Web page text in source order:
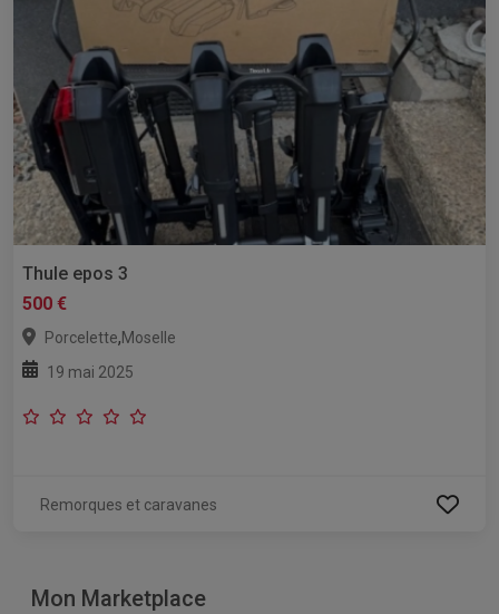
Thule epos 3
500 €
Porcelette,Moselle
19 mai 2025
Remorques et caravanes
Mon Marketplace